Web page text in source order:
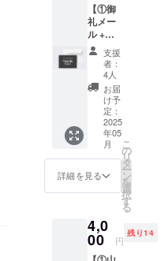
【①御
礼メー
ル +
②HPへ
の氏名
掲載
権】 ①
御礼
メール
TRANK
SHONA
Nより、
感謝の
気持ち
を込め
た御礼
をお届
けいた
しま
支援
者：
4人
お届
け予
定：
2025
年05
月
詳細を見る
こ
の
リ
タ
ー
ン
を
選
択
す
る
4,0
00 円
残り14